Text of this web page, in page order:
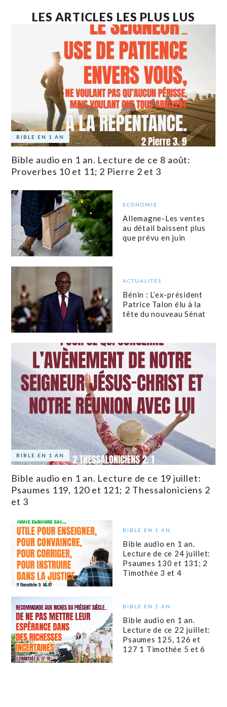
LES ARTICLES LES PLUS LUS
BIBLE EN 1 AN
Bible audio en 1 an. Lecture de ce 8 août:
Proverbes 10 et 11; 2 Pierre 2 et 3
ECONOMIE
Allemagne-Les ventes
au détail baissent plus
que prévu en juin
ACTUALITÉS
Bénin : L’ex-président
Patrice Talon élu à la
tête du nouveau Sénat
BIBLE EN 1 AN
Bible audio en 1 an. Lecture de ce 19 juillet:
Psaumes 119, 120 et 121; 2 Thessaloniciens 2
et 3
BIBLE EN 1 AN
Bible audio en 1 an.
Lecture de ce 24 juillet:
Psaumes 130 et 131; 2
Timothée 3 et 4
BIBLE EN 1 AN
Bible audio en 1 an.
Lecture de ce 22 juillet:
Psaumes 125, 126 et
127 1 Timothée 5 et 6